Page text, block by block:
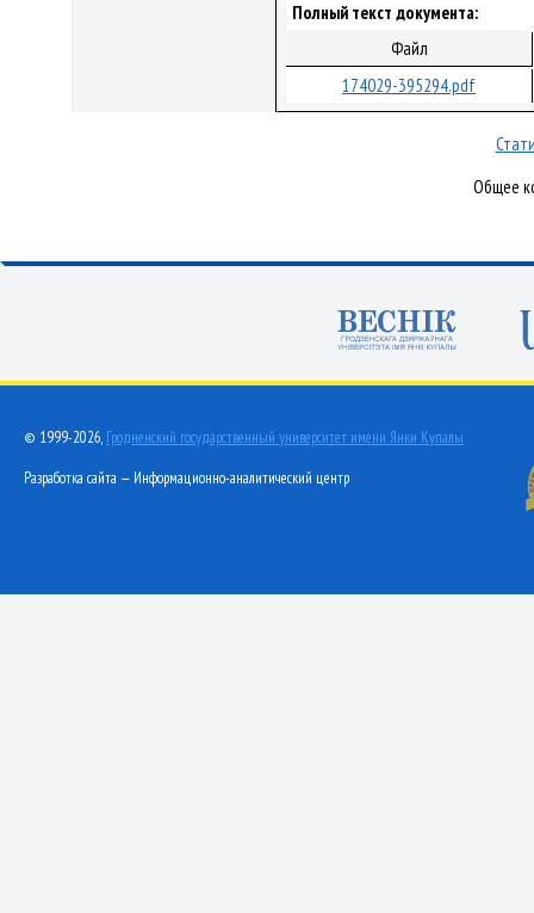
Полный текст документа:
Файл
174029-395294.pdf
Общее
© 1999-2026, Гродненский государственный университет имени Янки Купалы
Разработка сайта — Информационно-аналитический центр